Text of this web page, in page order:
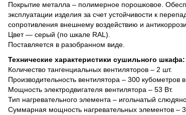
Покрытие металла – полимерное порошковое.
эксплуатации изделия за счет устойчивости к
сопротивления внешнему воздействию и
Цвет — серый (по шкале RAL).
Поставляется в разобранном виде.
Технические характеристики сушильного шкафа:
Количество тангенциальных вентиляторов – 2 шт.
Производительность вентилятора – 300 кубометров
Мощность электродвигателя вентилятора – 53 Вт.
Тип нагревательного элемента – игольчатый
Суммарная мощность нагревательных элементов –